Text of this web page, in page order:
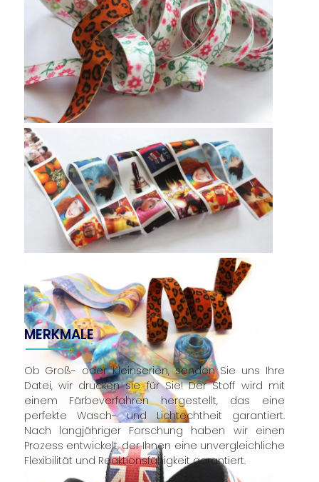
MERKMALE
Ob Groß- oder Kleinserien, senden Sie uns Ihre
Datei, wir drucken sie für Sie! Der Stoff wird mit
einem Färbeverfahren hergestellt, das eine
perfekte Wasch- und Lichtechtheit garantiert.
Nach langjähriger Forschung haben wir einen
Prozess entwickelt, der Ihnen eine unvergleichliche
Flexibilität und Reaktionsfähigkeit garantiert.